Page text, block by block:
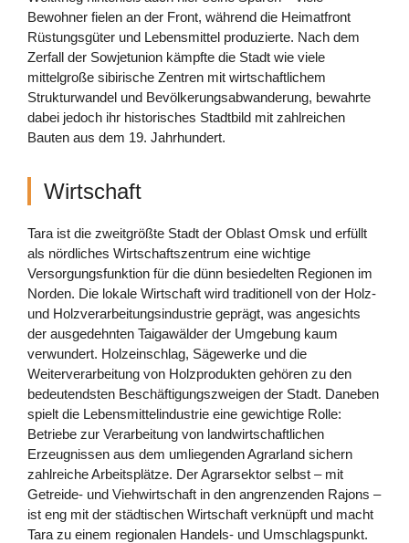
Bewohner fielen an der Front, während die Heimatfront
Rüstungsgüter und Lebensmittel produzierte. Nach dem
Zerfall der Sowjetunion kämpfte die Stadt wie viele
mittelgroße sibirische Zentren mit wirtschaftlichem
Strukturwandel und Bevölkerungsabwanderung, bewahrte
dabei jedoch ihr historisches Stadtbild mit zahlreichen
Bauten aus dem 19. Jahrhundert.
Wirtschaft
Tara ist die zweitgrößte Stadt der Oblast Omsk und erfüllt
als nördliches Wirtschaftszentrum eine wichtige
Versorgungsfunktion für die dünn besiedelten Regionen im
Norden. Die lokale Wirtschaft wird traditionell von der Holz-
und Holzverarbeitungsindustrie geprägt, was angesichts
der ausgedehnten Taigawälder der Umgebung kaum
verwundert. Holzeinschlag, Sägewerke und die
Weiterverarbeitung von Holzprodukten gehören zu den
bedeutendsten Beschäftigungszweigen der Stadt. Daneben
spielt die Lebensmittelindustrie eine gewichtige Rolle:
Betriebe zur Verarbeitung von landwirtschaftlichen
Erzeugnissen aus dem umliegenden Agrarland sichern
zahlreiche Arbeitsplätze. Der Agrarsektor selbst – mit
Getreide- und Viehwirtschaft in den angrenzenden Rajons –
ist eng mit der städtischen Wirtschaft verknüpft und macht
Tara zu einem regionalen Handels- und Umschlagspunkt.